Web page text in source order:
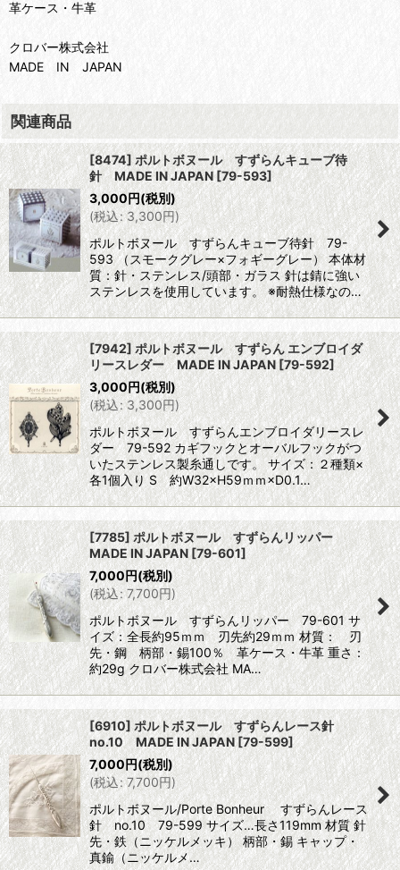
革ケース・牛革
クロバー株式会社
MADE IN JAPAN
関連商品
[8474] ポルトボヌール すずらんキューブ待
針 MADE IN JAPAN[79-593]
3,000円(税別)
(税込: 3,300円)
ポルトボヌール すずらんキューブ待針 79-
593 （スモークグレー×フォギーグレー） 本体材
質：針・ステンレス/頭部・ガラス 針は錆に強い
ステンレスを使用しています。 ※耐熱仕様なの…
[7942] ポルトボヌール すずらん エンブロイダ
リースレダー MADE IN JAPAN [79-592]
3,000円(税別)
(税込: 3,300円)
ポルトボヌール すずらんエンブロイダリースレ
ダー 79-592 カギフックとオーバルフックがつ
いたステンレス製糸通しです。 サイズ：２種類×
各1個入り S 約W32×H59ｍｍ×D0.1…
[7785] ポルトボヌール すずらんリッパー
MADE IN JAPAN [79-601]
7,000円(税別)
(税込: 7,700円)
ポルトボヌール すずらんリッパー 79-601 サ
イズ：全長約95ｍｍ 刃先約29ｍｍ 材質： 刃
先・鋼 柄部・錫100％ 革ケース・牛革 重さ：
約29g クロバー株式会社 MA…
[6910] ポルトボヌール すずらんレース針
no.10 MADE IN JAPAN[79-599]
7,000円(税別)
(税込: 7,700円)
ポルトボヌール/Porte Bonheur すずらんレース
針 no.10 79-599 サイズ…長さ119mm 材質 針
先・鉄（ニッケルメッキ） 柄部・錫 キャップ・
真鍮（ニッケルメ…